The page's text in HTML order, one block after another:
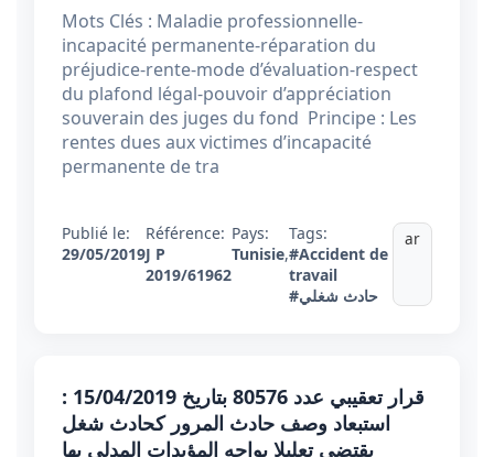
Mots Clés : Maladie professionnelle-
incapacité permanente-réparation du
préjudice-rente-mode d’évaluation-respect
du plafond légal-pouvoir d’appréciation
souverain des juges du fond Principe : Les
rentes dues aux victimes d’incapacité
permanente de tra
Publié le:
29/05/2019
Référence:
J P
2019/61962
Pays:
Tunisie,
Tags:
#Accident de
travail
#حادث شغلي
ar
قرار تعقيبي عدد 80576 بتاريخ 15/04/2019 :
استبعاد وصف حادث المرور كحادث شغل
يقتضي تعليلا يواجه المؤيدات المدلى بها